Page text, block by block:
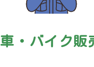
車・バイク販